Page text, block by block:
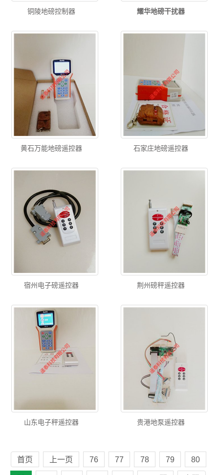
铜陵地磅控制器 耀华地磅干扰器
黄石万能地磅遥控器 石家庄地磅遥控器
宿州电子磅遥控器 荆州磅秤遥控器
山东电子秤遥控器 贵港地泵遥控器
首页 上一页 76 77 78 79 80